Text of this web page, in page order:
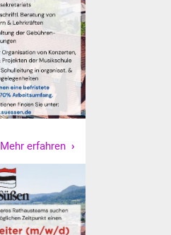
Kulturhalle
Vereine und Parteien
Selbsteintrag Vereine
Tourismus
Erlebnisregion
Mehr erfahren